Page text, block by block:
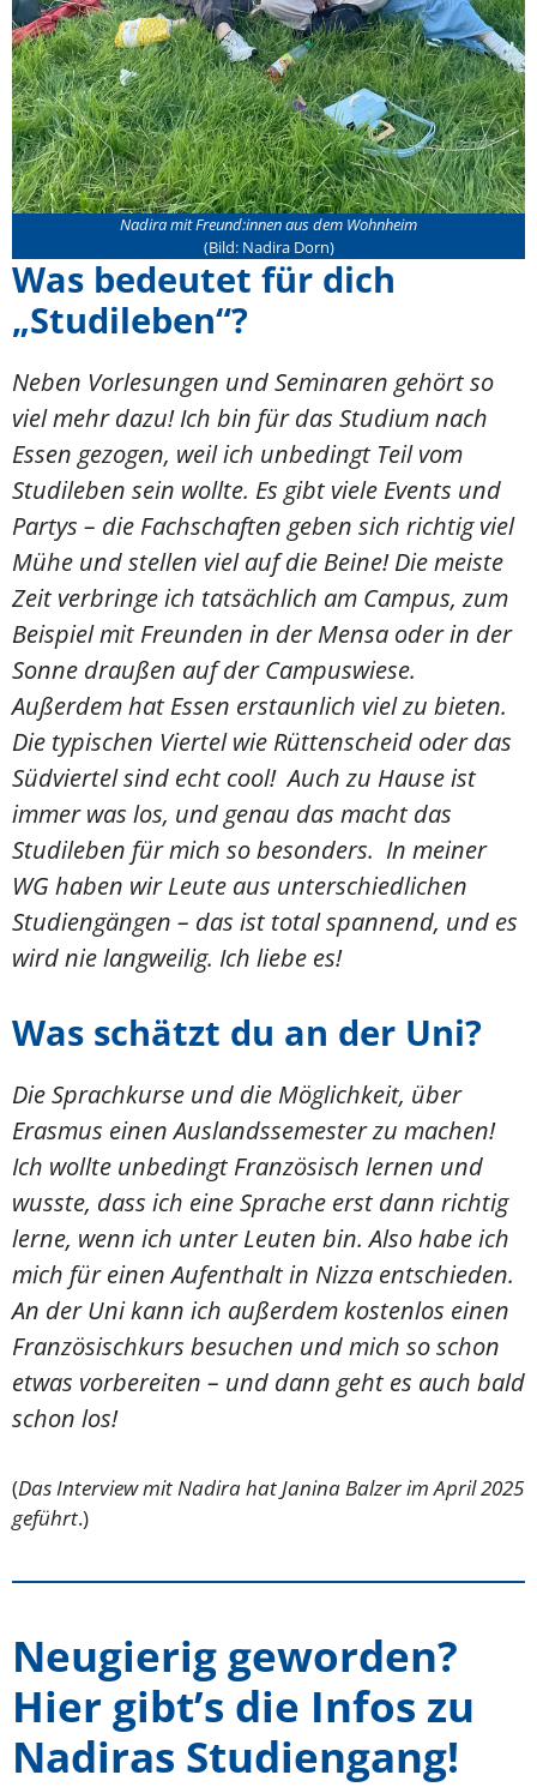
Nadira mit Freund:innen aus dem Wohnheim
(Bild: Nadira Dorn)
Was bedeutet für dich
„Studileben“?
Neben Vorlesungen und Seminaren gehört so
viel mehr dazu! Ich bin für das Studium nach
Essen gezogen, weil ich unbedingt Teil vom
Studileben sein wollte. Es gibt viele Events und
Partys – die Fachschaften geben sich richtig viel
Mühe und stellen viel auf die Beine! Die meiste
Zeit verbringe ich tatsächlich am Campus, zum
Beispiel mit Freunden in der Mensa oder in der
Sonne draußen auf der Campuswiese.
Außerdem hat Essen erstaunlich viel zu bieten.
Die typischen Viertel wie Rüttenscheid oder das
Südviertel sind echt cool! Auch zu Hause ist
immer was los, und genau das macht das
Studileben für mich so besonders. In meiner
WG haben wir Leute aus unterschiedlichen
Studiengängen – das ist total spannend, und es
wird nie langweilig. Ich liebe es!
Was schätzt du an der Uni?
Die Sprachkurse und die Möglichkeit, über
Erasmus einen Auslandssemester zu machen!
Ich wollte unbedingt Französisch lernen und
wusste, dass ich eine Sprache erst dann richtig
lerne, wenn ich unter Leuten bin. Also habe ich
mich für einen Aufenthalt in Nizza entschieden.
An der Uni kann ich außerdem kostenlos einen
Französischkurs besuchen und mich so schon
etwas vorbereiten – und dann geht es auch bald
schon los!
(Das Interview mit Nadira hat Janina Balzer im April 2025
geführt.)
Neugierig geworden?
Hier gibt’s die Infos zu
Nadiras Studiengang!